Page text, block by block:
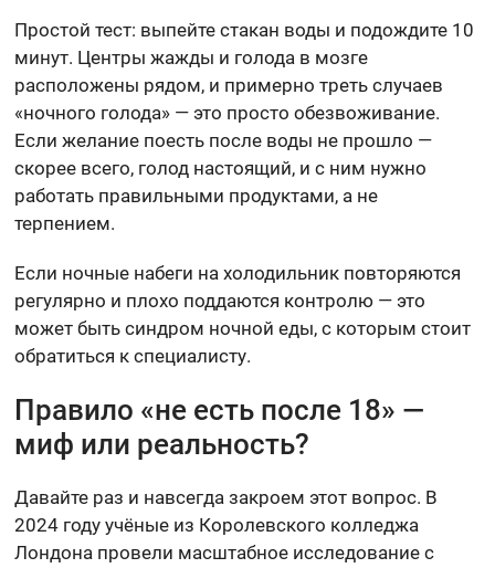
Простой тест: выпейте стакан воды и подождите 10
минут. Центры жажды и голода в мозге
расположены рядом, и примерно треть случаев
«ночного голода» — это просто обезвоживание.
Если желание поесть после воды не прошло —
скорее всего, голод настоящий, и с ним нужно
работать правильными продуктами, а не
терпением.
Если ночные набеги на холодильник повторяются
регулярно и плохо поддаются контролю — это
может быть синдром ночной еды, с которым стоит
обратиться к специалисту.
Правило «не есть после 18» —
миф или реальность?
Давайте раз и навсегда закроем этот вопрос. В
2024 году учёные из Королевского колледжа
Лондона провели масштабное исследование с